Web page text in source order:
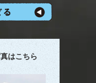
はこちら